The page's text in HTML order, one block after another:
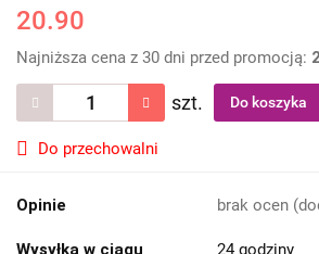
20.90
Najniższa cena z 30 dni przed promocją:
szt. Do koszyka
Do przechowalni
Opinie brak ocen